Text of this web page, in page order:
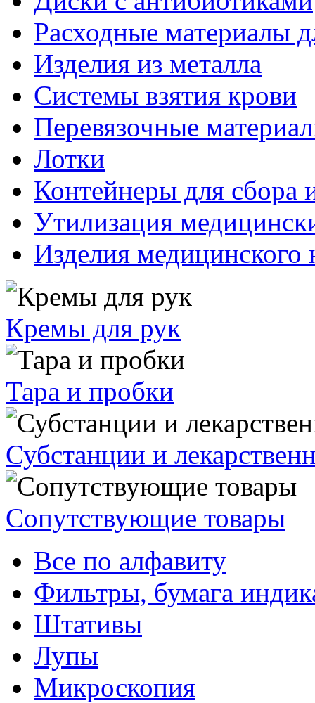
Расходные материалы
Изделия из металла
Системы взятия крови
Перевязочные
Лотки
Контейнеры для сбора
Утилизация
Изделия медицинского
Кремы для рук
Тара и пробки
Субстанции и
Сопутствующие товары
Все по алфавиту
Фильтры, бумага
Штативы
Лупы
Микроскопия